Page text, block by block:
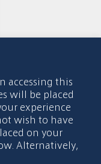
Limited. Permission
Terms of Use. The
logotype and
registered trademarks
ティポリシー
accessing this
will be placed
experience
wish to have
on your
Alternatively,